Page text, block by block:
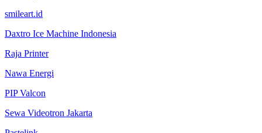
smileart.id
Daxtro Ice Machine Indonesia
Raja Printer
Nawa Energi
PIP Valcon
Sewa Videotron Jakarta